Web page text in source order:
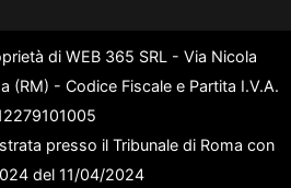
di WEB 365 SRL - Via Nicola
(RM) - Codice Fiscale e Partita I.V.A.
presso il Tribunale di Roma con
del 11/04/2024